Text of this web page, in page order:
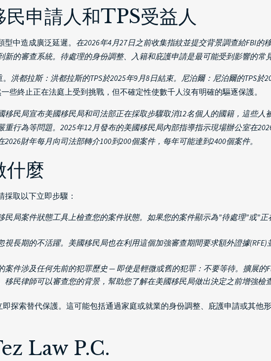
民申請人和TPS受益人
中造成廣泛延遲。 在2026年4月27日之前收集指紋並提交背景調查給FBI
的審查系統。待處理的身份調整、入籍和庇護申請是最可能受到影響的常
洪都拉斯：洪都拉斯的TPS於2025年9月8日結束。尼泊爾：尼泊爾的TPS
些終止正在法庭上受到挑戰，但不確定性使數千人沒有明確的驅逐保護。
移民局宣布美國移民局和司法部正在採取步驟取消12名個人的國籍，這些
重行為等問題。2025年12月發布的美國移民局內部指導指示現場辦公室在
財年每月向司法部轉介100到200個案件，每年可能達到2400個案件。
什麼
取以下立即步驟：
民局案件狀態工具上檢查您的案件狀態。如果您的案件顯示為”待處理”或”
視長期的不活躍。美國移民局也在利用這個加強審查期間要求額外證據
案件涉及任何先前的犯罪歷史 — 即使是輕微或舊的犯罪：不要等待。擴展
移民律師可以審查您的背景，幫助您了解在美國移民局做出決定之前增強檢
即探索替代保護。這可能包括通過家庭或就業的身份調整、庇護申請或其他
Law P.C.